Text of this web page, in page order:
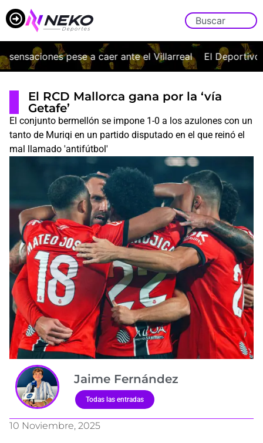
pese a caer ante el Villarreal El Deportivo
El RCD Mallorca gana por la ‘vía
Getafe’
El conjunto bermellón se impone 1-0 a los azulones con un
tanto de Muriqi en un partido disputado en el que reinó el
mal llamado 'antifútbol'
Jaime Fernández
Todas las entradas
10 Noviembre, 2025